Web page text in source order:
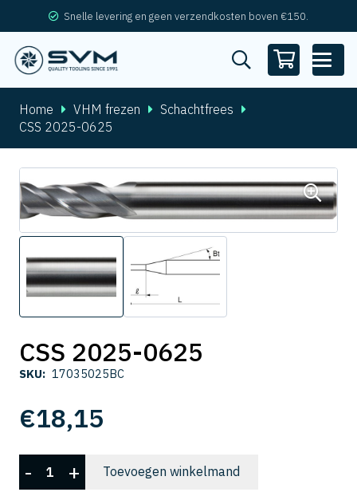
Snelle levering en geen verzendkosten boven €150.
Home VHM frezen
Schachtfrees
CSS 2025-0625
CSS 2025-0625
SKU: 17035025BC
€18,15
2025-
- + Toevoegen winkelmand